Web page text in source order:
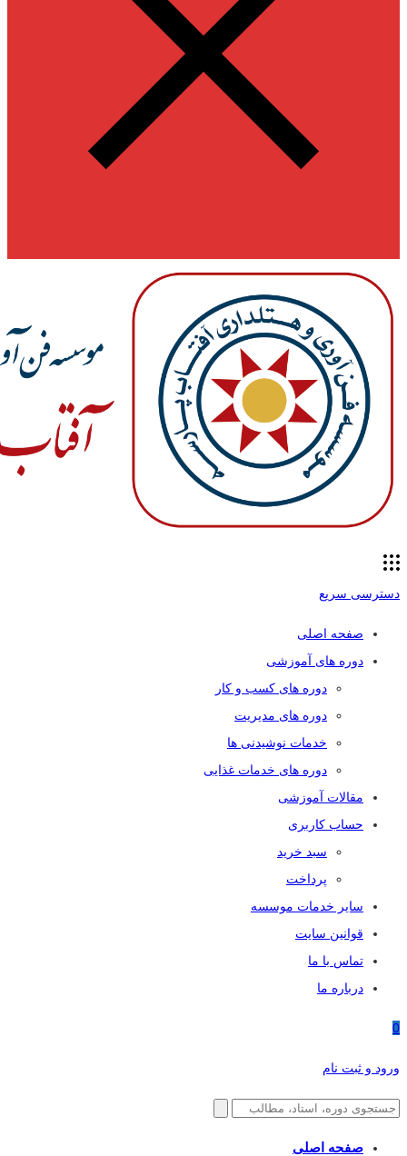
دسترسی سریع
صفحه اصلی
دوره های آموزشی
دوره های کسب و کار
دوره های مدیریت
خدمات نوشیدنی ها
دوره های خدمات غذایی
مقالات آموزشی
حساب کاربری
سبد خرید
پرداخت
سایر خدمات موسسه
قوانین سایت
تماس با ما
درباره ما
0
ورود و ثبت نام
صفحه اصلی